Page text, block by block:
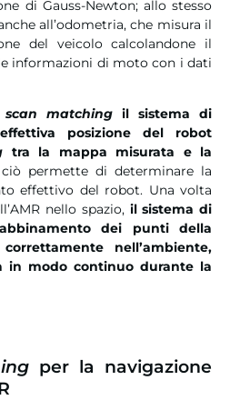
di Gauss-Newton; allo stesso
all’odometria, che misura il
del veicolo calcolandone il
informazioni di moto con i dati
scan matching il sistema di
posizione del robot
tra la mappa misurata e la
permette di determinare la
effettivo del robot. Una volta
nello spazio, il sistema di
dei punti della
nell’ambiente,
in modo continuo durante la
per la navigazione